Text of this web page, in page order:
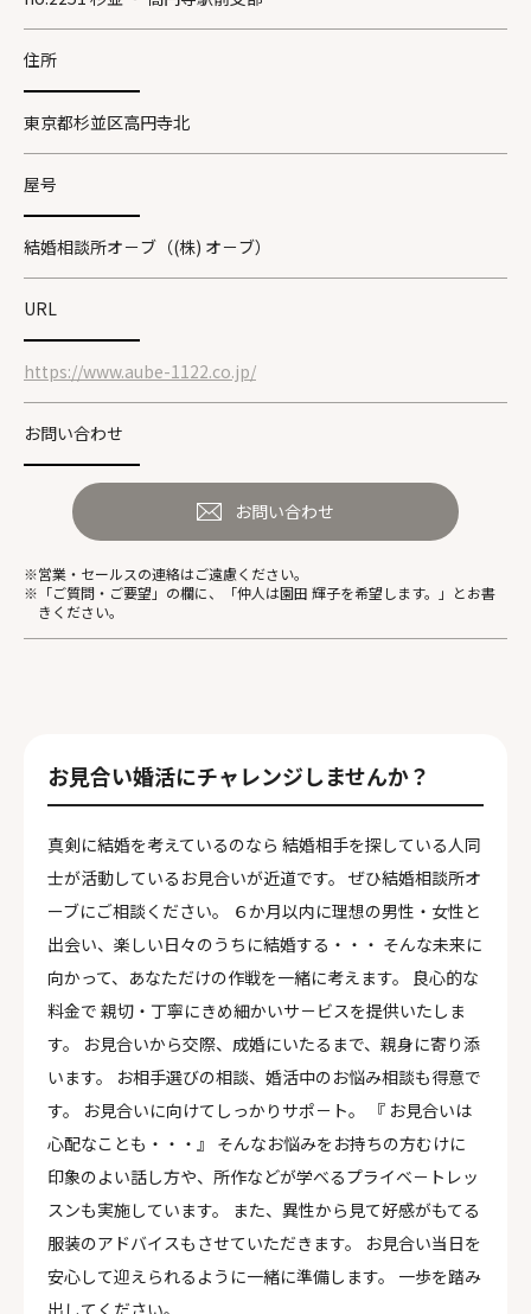
住所
東京都杉並区高円寺北
屋号
結婚相談所オ－ブ（(株) オ－ブ）
URL
https://www.aube-1122.co.jp/
お問い合わせ
お問い合わせ
※営業・セールスの連絡はご遠慮ください。
※「ご質問・ご要望」の欄に、「仲人は園田 輝子を希望します。」とお書
きください。
お見合い婚活にチャレンジしませんか？
真剣に結婚を考えているのなら 結婚相手を探している人同
士が活動しているお見合いが近道です。 ぜひ結婚相談所オ
ーブにご相談ください。 ６か月以内に理想の男性・女性と
出会い、楽しい日々のうちに結婚する・・・ そんな未来に
向かって、あなただけの作戦を一緒に考えます。 良心的な
料金で 親切・丁寧にきめ細かいサ－ビスを提供いたしま
す。 お見合いから交際、成婚にいたるまで、親身に寄り添
います。 お相手選びの相談、婚活中のお悩み相談も得意で
す。 お見合いに向けてしっかりサポ－ト。 『 お見合いは
心配なことも・・・』 そんなお悩みをお持ちの方むけに
印象のよい話し方や、所作などが学べるプライベ－トレッ
スンも実施しています。 また、異性から見て好感がもてる
服装のアドバイスもさせていただきます。 お見合い当日を
安心して迎えられるように一緒に準備します。 一歩を踏み
出してください。